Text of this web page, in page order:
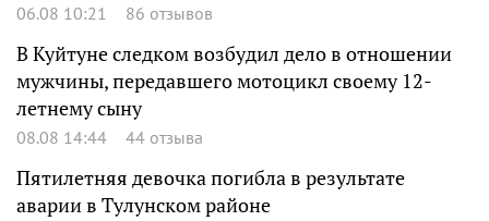
06.08 10:21 86 отзывов
В Куйтуне следком возбудил дело в отношении
мужчины, передавшего мотоцикл своему 12-
летнему сыну
08.08 14:44 44 отзыва
Пятилетняя девочка погибла в результате
аварии в Тулунском районе